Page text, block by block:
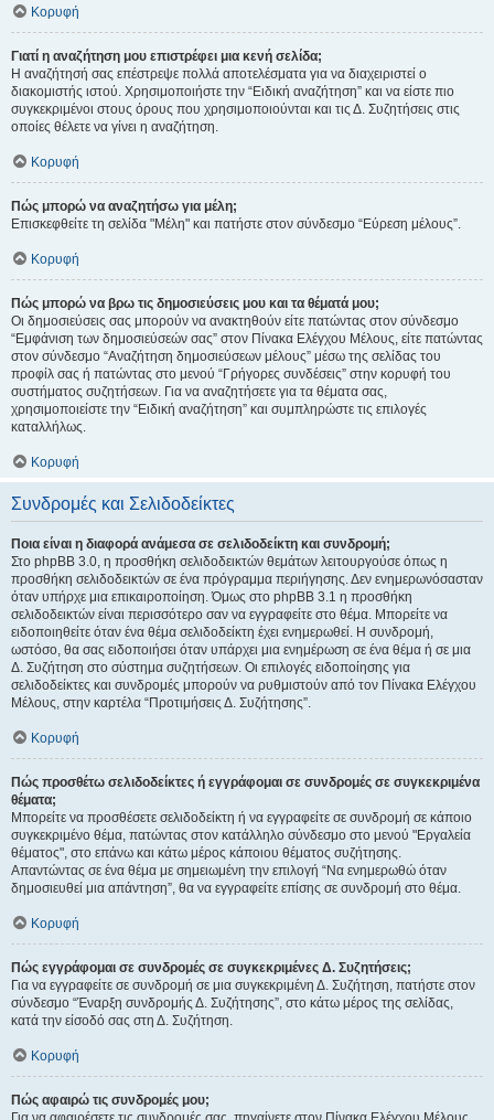
Κορυφή
Γιατί η αναζήτηση μου επιστρέφει μια κενή σελίδα;
Η αναζήτησή σας επέστρεψε πολλά αποτελέσματα για να διαχειριστεί ο
διακομιστής ιστού. Χρησιμοποιήστε την “Ειδική αναζήτηση” και να είστε πιο
συγκεκριμένοι στους όρους που χρησιμοποιούνται και τις Δ. Συζητήσεις στις
οποίες θέλετε να γίνει η αναζήτηση.
Κορυφή
Πώς μπορώ να αναζητήσω για μέλη;
Επισκεφθείτε τη σελίδα "Μέλη" και πατήστε στον σύνδεσμο “Εύρεση μέλους”.
Κορυφή
Πώς μπορώ να βρω τις δημοσιεύσεις μου και τα θέματά μου;
Οι δημοσιεύσεις σας μπορούν να ανακτηθούν είτε πατώντας στον σύνδεσμο
“Εμφάνιση των δημοσιεύσεών σας” στον Πίνακα Ελέγχου Μέλους, είτε πατώντας
στον σύνδεσμο “Αναζήτηση δημοσιεύσεων μέλους” μέσω της σελίδας του
προφίλ σας ή πατώντας στο μενού “Γρήγορες συνδέσεις” στην κορυφή του
συστήματος συζητήσεων. Για να αναζητήσετε για τα θέματα σας,
χρησιμοποιείστε την “Ειδική αναζήτηση” και συμπληρώστε τις επιλογές
καταλλήλως.
Κορυφή
Συνδρομές και Σελιδοδείκτες
Ποια είναι η διαφορά ανάμεσα σε σελιδοδείκτη και συνδρομή;
Στο phpBB 3.0, η προσθήκη σελιδοδεικτών θεμάτων λειτουργούσε όπως η
προσθήκη σελιδοδεικτών σε ένα πρόγραμμα περιήγησης. Δεν ενημερωνόσασταν
όταν υπήρχε μια επικαιροποίηση. Όμως στο phpBB 3.1 η προσθήκη
σελιδοδεικτών είναι περισσότερο σαν να εγγραφείτε στο θέμα. Μπορείτε να
ειδοποιηθείτε όταν ένα θέμα σελιδοδείκτη έχει ενημερωθεί. Η συνδρομή,
ωστόσο, θα σας ειδοποιήσει όταν υπάρχει μια ενημέρωση σε ένα θέμα ή σε μια
Δ. Συζήτηση στο σύστημα συζητήσεων. Οι επιλογές ειδοποίησης για
σελιδοδείκτες και συνδρομές μπορούν να ρυθμιστούν από τον Πίνακα Ελέγχου
Μέλους, στην καρτέλα “Προτιμήσεις Δ. Συζήτησης”.
Κορυφή
Πώς προσθέτω σελιδοδείκτες ή εγγράφομαι σε συνδρομές σε συγκεκριμένα
θέματα;
Μπορείτε να προσθέσετε σελιδοδείκτη ή να εγγραφείτε σε συνδρομή σε κάποιο
συγκεκριμένο θέμα, πατώντας στον κατάλληλο σύνδεσμο στο μενού "Εργαλεία
θέματος", στο επάνω και κάτω μέρος κάποιου θέματος συζήτησης.
Απαντώντας σε ένα θέμα με σημειωμένη την επιλογή “Να ενημερωθώ όταν
δημοσιευθεί μια απάντηση”, θα να εγγραφείτε επίσης σε συνδρομή στο θέμα.
Κορυφή
Πώς εγγράφομαι σε συνδρομές σε συγκεκριμένες Δ. Συζητήσεις;
Για να εγγραφείτε σε συνδρομή σε μια συγκεκριμένη Δ. Συζήτηση, πατήστε στον
σύνδεσμο “Έναρξη συνδρομής Δ. Συζήτησης”, στο κάτω μέρος της σελίδας,
κατά την είσοδό σας στη Δ. Συζήτηση.
Κορυφή
Πώς αφαιρώ τις συνδρομές μου;